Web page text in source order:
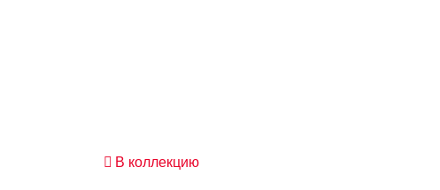
В коллекцию